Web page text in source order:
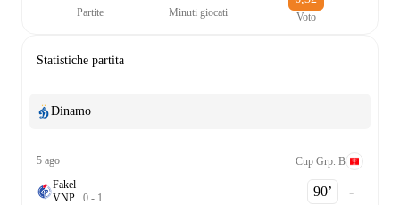
Partite Minuti giocati Voto
Statistiche partita
Dinamo
5 ago
Cup Grp. B
Fakel
VNP 0 - 1 90‎’‎ -